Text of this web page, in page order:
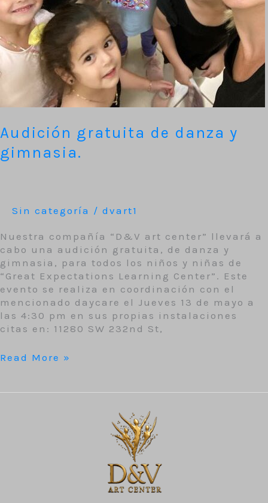
Audición gratuita de danza y
gimnasia.
Sin categoría / dvart1
Nuestra compañía “D&V art center” llevará a
cabo una audición gratuita, de danza y
gimnasia, para todos los niños y niñas de
“Great Expectations Learning Center”. Este
evento se realiza en coordinación con el
mencionado daycare el Jueves 13 de mayo a
las 4:30 pm en sus propias instalaciones
citas en: 11280 SW 232nd St,
Read More »